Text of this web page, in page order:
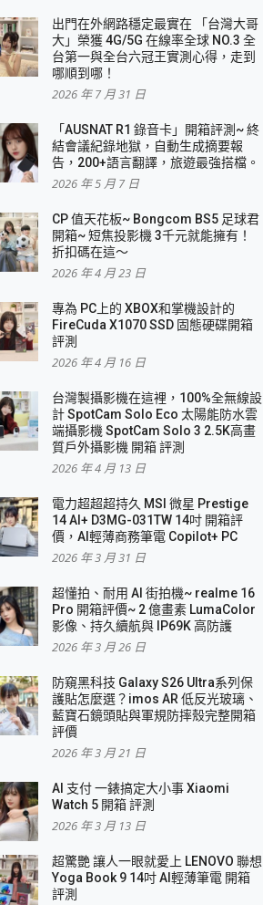
看懂
合「 智慧投影 & 煥彩流動 」的沈浸
量無線電競滑鼠 開箱 評測
爽度滿滿的終極桌面體驗
放送
開箱 評測
任務抽 PS5！
評測
大供電效能
聯網螢幕 開箱 評測
攜摺疊無線充電器 開箱 評測
走
評測
資料救援軟體
拍神機 vivo V30 Pro
出門在外網路穩定最實在 「台灣大哥
大」榮獲 4G/5G 在線率全球 NO.3 全
台第一與全台六冠王實測心得，走到
哪順到哪！
2026 年 7 月 31 日
「AUSNAT R1 錄音卡」開箱評測~ 終
結會議紀錄地獄，自動生成摘要報
告，200+語言翻譯，旅遊最強搭檔。
2026 年 5 月 7 日
CP 值天花板~ Bongcom BS5 足球君
開箱~ 短焦投影機 3千元就能擁有！
折扣碼在這～
2026 年 4 月 23 日
專為 PC上的 XBOX和掌機設計的
FireCuda X1070 SSD 固態硬碟開箱
評測
2026 年 4 月 16 日
台灣製攝影機在這裡，100%全無線設
計 SpotCam Solo Eco 太陽能防水雲
端攝影機 SpotCam Solo 3 2.5K高畫
質戶外攝影機 開箱 評測
2026 年 4 月 13 日
電力超超超持久 MSI 微星 Prestige
14 AI+ D3MG-031TW 14吋 開箱評
價，AI輕薄商務筆電 Copilot+ PC
2026 年 3 月 31 日
超懂拍、耐用 AI 街拍機~ realme 16
Pro 開箱評價~ 2 億畫素 LumaColor
影像、持久續航與 IP69K 高防護
2026 年 3 月 26 日
防窺黑科技 Galaxy S26 Ultra系列保
護貼怎麼選？imos AR 低反光玻璃、
藍寶石鏡頭貼與軍規防摔殼完整開箱
評價
2026 年 3 月 21 日
AI 支付 一錶搞定大小事 Xiaomi
Watch 5 開箱 評測
2026 年 3 月 13 日
超驚艷 讓人一眼就愛上 LENOVO 聯想
Yoga Book 9 14吋 AI輕薄筆電 開箱
評測